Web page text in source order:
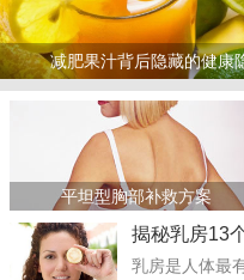
减肥果汁背后隐藏的健康
>
平坦型胸部补救方案
揭秘乳房13
乳房是人体最